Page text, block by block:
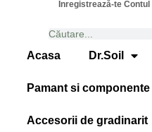
Înregistrează-te Contul
Acasa Dr.Soil
Pamant si componente
Accesorii de gradinarit